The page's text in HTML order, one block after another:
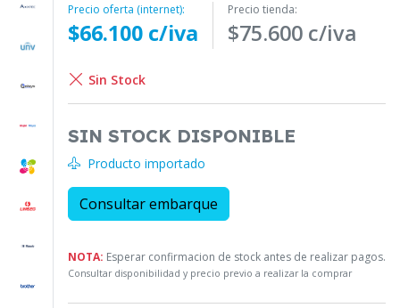
Precio oferta (internet):
$66.100 c/iva
Precio tienda:
$75.600 c/iva
Sin Stock
SIN STOCK DISPONIBLE
Producto importado
Consultar embarque
NOTA: Esperar confirmacion de stock antes de realizar pagos.
Consultar disponibilidad y precio previo a realizar la comprar